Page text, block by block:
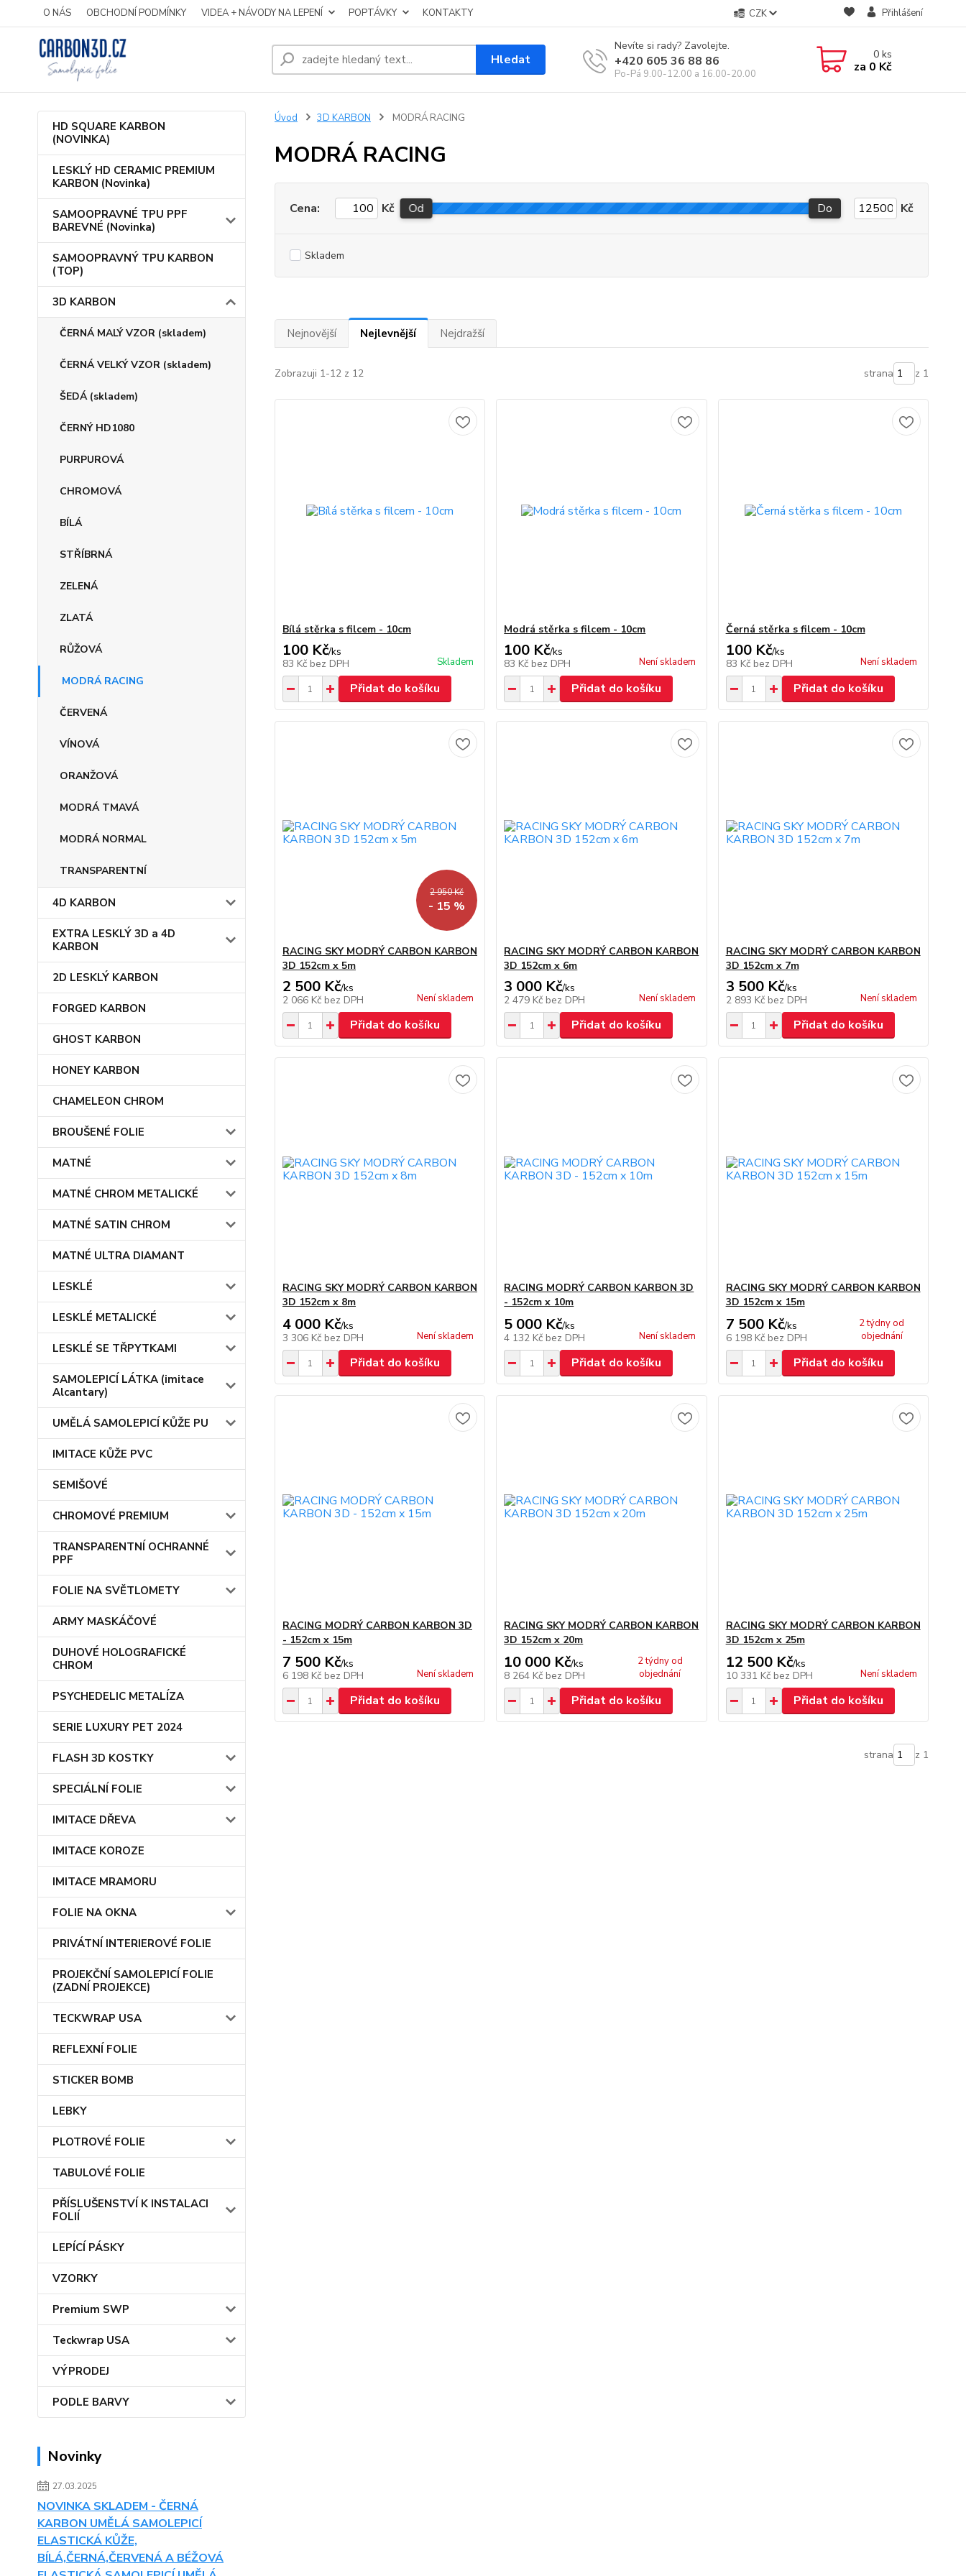
O NÁS OBCHODNÍ PODMÍNKY VIDEA + NÁVODY NA LEPENÍ POPTÁVKY KONTAKTY CZK Přihlášení
Hledat
Nevíte si rady? Zavolejte.
+420 605 36 88 86
Po-Pá 9.00-12.00 a 16.00-20.00
0ks
za 0 Kč
HD SQUARE KARBON
(NOVINKA)
LESKLÝ HD CERAMIC PREMIUM
KARBON (Novinka)
SAMOOPRAVNÉ TPU PPF
BAREVNÉ (Novinka)
SAMOOPRAVNÝ TPU KARBON
(TOP)
3D KARBON
ČERNÁ MALÝ VZOR (skladem)
ČERNÁ VELKÝ VZOR (skladem)
ŠEDÁ (skladem)
ČERNÝ HD1080
PURPUROVÁ
CHROMOVÁ
BÍLÁ
STŘÍBRNÁ
ZELENÁ
ZLATÁ
RŮŽOVÁ
MODRÁ RACING
ČERVENÁ
VÍNOVÁ
ORANŽOVÁ
MODRÁ TMAVÁ
MODRÁ NORMAL
TRANSPARENTNÍ
4D KARBON
EXTRA LESKLÝ 3D a 4D
KARBON
2D LESKLÝ KARBON
FORGED KARBON
GHOST KARBON
HONEY KARBON
CHAMELEON CHROM
BROUŠENÉ FOLIE
MATNÉ
MATNÉ CHROM METALICKÉ
MATNÉ SATIN CHROM
MATNÉ ULTRA DIAMANT
LESKLÉ
LESKLÉ METALICKÉ
LESKLÉ SE TŘPYTKAMI
SAMOLEPICÍ LÁTKA (imitace
Alcantary)
UMĚLÁ SAMOLEPICÍ KŮŽE PU
IMITACE KŮŽE PVC
SEMIŠOVÉ
CHROMOVÉ PREMIUM
TRANSPARENTNÍ OCHRANNÉ
PPF
FOLIE NA SVĚTLOMETY
ARMY MASKÁČOVÉ
DUHOVÉ HOLOGRAFICKÉ
CHROM
PSYCHEDELIC METALÍZA
SERIE LUXURY PET 2024
FLASH 3D KOSTKY
SPECIÁLNÍ FOLIE
IMITACE DŘEVA
IMITACE KOROZE
IMITACE MRAMORU
FOLIE NA OKNA
PRIVÁTNÍ INTERIEROVÉ FOLIE
PROJEKČNÍ SAMOLEPICÍ FOLIE
(ZADNÍ PROJEKCE)
TECKWRAP USA
REFLEXNÍ FOLIE
STICKER BOMB
LEBKY
PLOTROVÉ FOLIE
TABULOVÉ FOLIE
PŘÍSLUŠENSTVÍ K INSTALACI
FOLIÍ
LEPÍCÍ PÁSKY
VZORKY
Premium SWP
Teckwrap USA
VÝPRODEJ
PODLE BARVY
Novinky
27.03.2025
NOVINKA SKLADEM - ČERNÁ
KARBON UMĚLÁ SAMOLEPICÍ
ELASTICKÁ KŮŽE,
BÍLÁ,ČERNÁ,ČERVENÁ A BÉŽOVÁ
Úvod 3D KARBON MODRÁ RACING
MODRÁ RACING
Cena: Kč Od Do Kč
Skladem
Nejnovější Nejlevnější Nejdražší
Zobrazuji 1-12 z 12 strana z 1
Bílá stěrka s filcem - 10cm
100 Kč/ks
83 Kč bez DPH Skladem
Přidat do košíku
Modrá stěrka s filcem - 10cm
100 Kč/ks
83 Kč bez DPH Není skladem
Přidat do košíku
Černá stěrka s filcem - 10cm
100 Kč/ks
83 Kč bez DPH Není skladem
Přidat do košíku
2 950 Kč
- 15 %
RACING SKY MODRÝ CARBON KARBON
3D 152cm x 5m
2 500 Kč/ks
2 066 Kč bez DPH Není skladem
Přidat do košíku
RACING SKY MODRÝ CARBON KARBON
3D 152cm x 6m
3 000 Kč/ks
2 479 Kč bez DPH Není skladem
Přidat do košíku
RACING SKY MODRÝ CARBON KARBON
3D 152cm x 7m
3 500 Kč/ks
2 893 Kč bez DPH Není skladem
Přidat do košíku
RACING SKY MODRÝ CARBON KARBON
3D 152cm x 8m
4 000 Kč/ks
3 306 Kč bez DPH Není skladem
Přidat do košíku
RACING MODRÝ CARBON KARBON 3D
- 152cm x 10m
5 000 Kč/ks
4 132 Kč bez DPH Není skladem
Přidat do košíku
RACING SKY MODRÝ CARBON KARBON
3D 152cm x 15m
7 500 Kč/ks
6 198 Kč bez DPH
2 týdny od
objednání
Přidat do košíku
RACING MODRÝ CARBON KARBON 3D
- 152cm x 15m
7 500 Kč/ks
6 198 Kč bez DPH Není skladem
Přidat do košíku
RACING SKY MODRÝ CARBON KARBON
3D 152cm x 20m
10 000 Kč/ks
8 264 Kč bez DPH
2 týdny od
objednání
Přidat do košíku
RACING SKY MODRÝ CARBON KARBON
3D 152cm x 25m
12 500 Kč/ks
10 331 Kč bez DPH Není skladem
Přidat do košíku
strana z 1